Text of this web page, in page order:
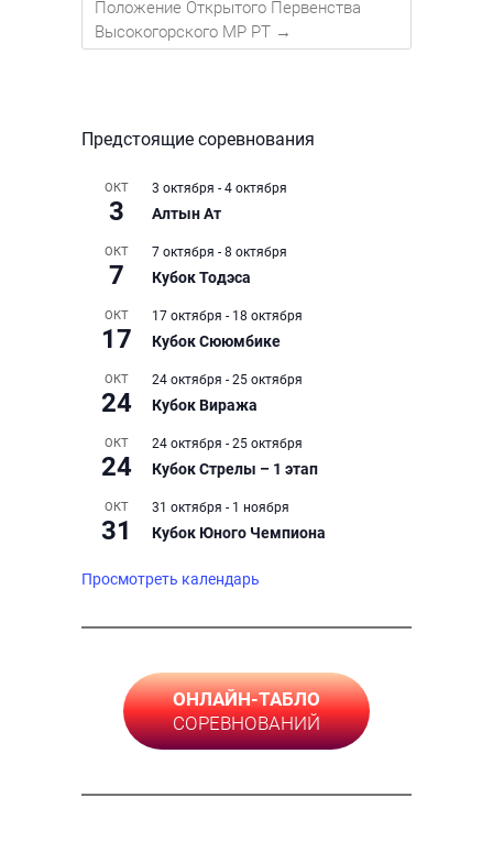
Положение Открытого Первенства
Высокогорского МР РТ →
Предстоящие соревнования
ОКТ
3
3 октября - 4 октября
Алтын Ат
ОКТ
7
7 октября - 8 октября
Кубок Тодэса
ОКТ
17
17 октября - 18 октября
Кубок Сююмбике
ОКТ
24
24 октября - 25 октября
Кубок Виража
ОКТ
24
24 октября - 25 октября
Кубок Стрелы – 1 этап
ОКТ
31
31 октября - 1 ноября
Кубок Юного Чемпиона
Просмотреть календарь
ОНЛАЙН-ТАБЛО
СОРЕВНОВАНИЙ